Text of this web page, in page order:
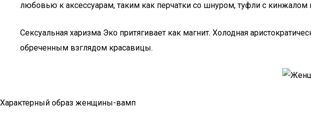
любовью к аксессуарам, таким как перчатки со шнуром, туфли с кинжалом
Сексуальная харизма Эко притягивает как магнит. Холодная
обреченным взглядом красавицы.
Характерный образ женщины-вамп